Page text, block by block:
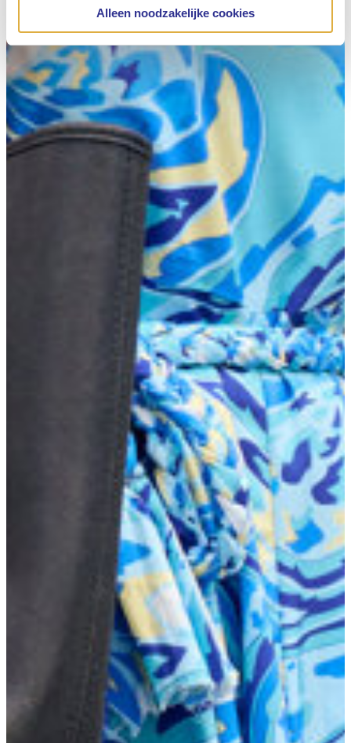
Alleen noodzakelijke cookies